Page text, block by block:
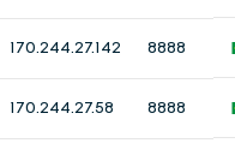
170.244.27.142 8888
170.244.27.58 8888